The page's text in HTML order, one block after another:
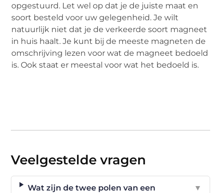
opgestuurd. Let wel op dat je de juiste maat en
soort besteld voor uw gelegenheid. Je wilt
natuurlijk niet dat je de verkeerde soort magneet
in huis haalt. Je kunt bij de meeste magneten de
omschrijving lezen voor wat de magneet bedoeld
is. Ook staat er meestal voor wat het bedoeld is.
Veelgestelde vragen
Wat zijn de twee polen van een
▼